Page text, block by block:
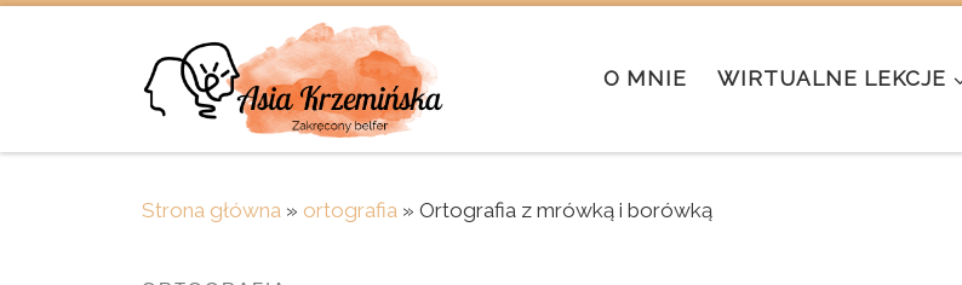
O MNIE WIRTUALNE LEKCJE
Strona główna » ortografia » Ortografia z mrówką i borówką